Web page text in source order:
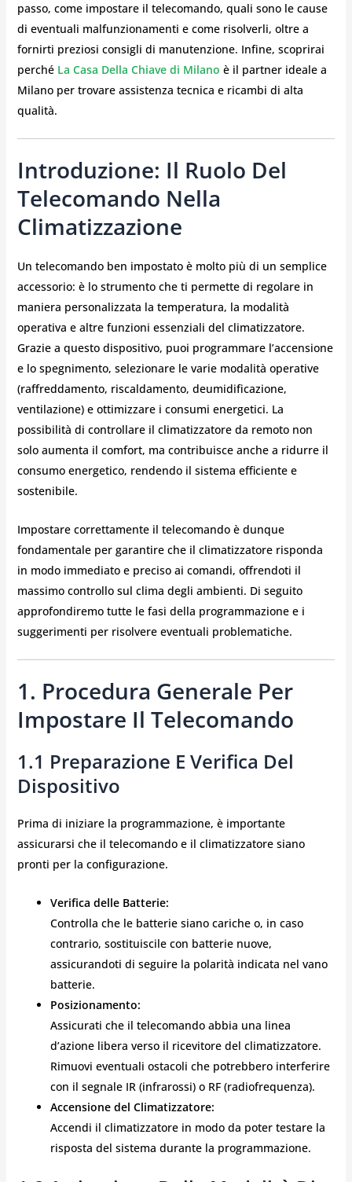
passo, come impostare il telecomando, quali sono le cause
di eventuali malfunzionamenti e come risolverli, oltre a
fornirti preziosi consigli di manutenzione. Infine, scoprirai
perché La Casa Della Chiave di Milano è il partner ideale a
Milano per trovare assistenza tecnica e ricambi di alta
qualità.
Introduzione: Il Ruolo Del
Telecomando Nella
Climatizzazione
Un telecomando ben impostato è molto più di un semplice
accessorio: è lo strumento che ti permette di regolare in
maniera personalizzata la temperatura, la modalità
operativa e altre funzioni essenziali del climatizzatore.
Grazie a questo dispositivo, puoi programmare l’accensione
e lo spegnimento, selezionare le varie modalità operative
(raffreddamento, riscaldamento, deumidificazione,
ventilazione) e ottimizzare i consumi energetici. La
possibilità di controllare il climatizzatore da remoto non
solo aumenta il comfort, ma contribuisce anche a ridurre il
consumo energetico, rendendo il sistema efficiente e
sostenibile.
Impostare correttamente il telecomando è dunque
fondamentale per garantire che il climatizzatore risponda
in modo immediato e preciso ai comandi, offrendoti il
massimo controllo sul clima degli ambienti. Di seguito
approfondiremo tutte le fasi della programmazione e i
suggerimenti per risolvere eventuali problematiche.
1. Procedura Generale Per
Impostare Il Telecomando
1.1 Preparazione E Verifica Del
Dispositivo
Prima di iniziare la programmazione, è importante
assicurarsi che il telecomando e il climatizzatore siano
pronti per la configurazione.
Verifica delle Batterie:
Controlla che le batterie siano cariche o, in caso
contrario, sostituiscile con batterie nuove,
assicurandoti di seguire la polarità indicata nel vano
batterie.
Posizionamento:
Assicurati che il telecomando abbia una linea
d’azione libera verso il ricevitore del climatizzatore.
Rimuovi eventuali ostacoli che potrebbero interferire
con il segnale IR (infrarossi) o RF (radiofrequenza).
Accensione del Climatizzatore:
Accendi il climatizzatore in modo da poter testare la
risposta del sistema durante la programmazione.